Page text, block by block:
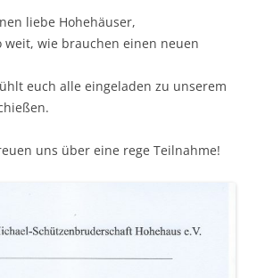
liebe Hohehäuser,
weit, wie brauchen einen neuen
euch alle eingeladen zu unserem
uns über eine rege Teilnahme!